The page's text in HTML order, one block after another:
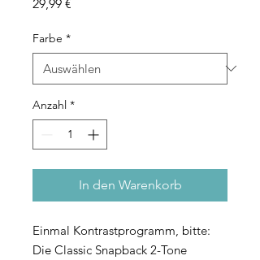
29,99 €
Farbe *
Anzahl *
In den Warenkorb
Einmal Kontrastprogramm, bitte:
Die Classic Snapback 2-Tone